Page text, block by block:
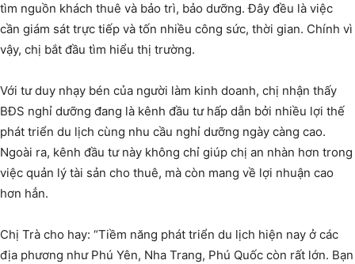
tìm nguồn khách thuê và bảo trì, bảo dưỡng. Đây đều là việc
cần giám sát trực tiếp và tốn nhiều công sức, thời gian. Chính vì
vậy, chị bắt đầu tìm hiểu thị trường.
Với tư duy nhạy bén của người làm kinh doanh, chị nhận thấy
BĐS nghỉ dưỡng đang là kênh đầu tư hấp dẫn bởi nhiều lợi thế
phát triển du lịch cùng nhu cầu nghỉ dưỡng ngày càng cao.
Ngoài ra, kênh đầu tư này không chỉ giúp chị an nhàn hơn trong
việc quản lý tài sản cho thuê, mà còn mang về lợi nhuận cao
hơn hẳn.
Chị Trà cho hay: “Tiềm năng phát triển du lịch hiện nay ở các
địa phương như Phú Yên, Nha Trang, Phú Quốc còn rất lớn. Bạn